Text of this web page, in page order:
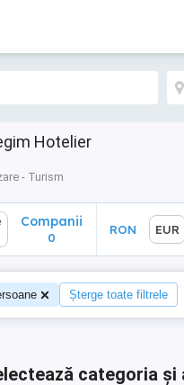
Hotelier
- Turism
Companii
0
RON EUR
Șterge toate filtrele
categoria